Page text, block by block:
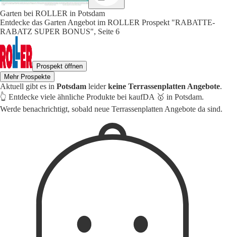
Garten bei ROLLER in Potsdam
Entdecke das Garten Angebot im ROLLER Prospekt "RABATTE-
RABATZ SUPER BONUS", Seite 6
Prospekt öffnen
Mehr Prospekte
Aktuell gibt es in Potsdam leiderkeine Terrassenplatten Angebote.
👆 Entdecke viele ähnliche Produkte bei kaufDA 🥇 in Potsdam.
Werde benachrichtigt, sobald neue Terrassenplatten Angebote da sind.